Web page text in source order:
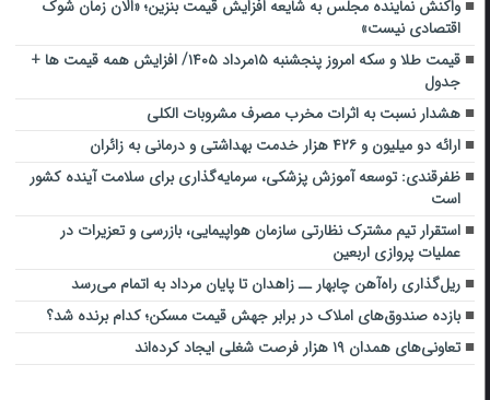
واکنش نماینده مجلس به شایعه افزایش قیمت بنزین؛ «الان زمان شوک
اقتصادی نیست»
قیمت طلا و سکه امروز پنجشنبه ۱۵مرداد ۱۴۰۵/ افزایش همه قیمت ها +
جدول
هشدار نسبت به اثرات مخرب مصرف مشروبات الکلی
ارائه دو میلیون و ۴۲۶ هزار خدمت بهداشتی و درمانی به زائران
ظفرقندی: توسعه آموزش پزشکی، سرمایه‌گذاری برای سلامت آینده کشور
است
استقرار تیم مشترک نظارتی سازمان هواپیمایی، بازرسی و تعزیرات در
عملیات پروازی اربعین
ریل‌گذاری راه‌آهن چابهار ــ زاهدان تا پایان مرداد به اتمام می‌رسد
بازده صندوق‌های املاک در برابر جهش قیمت مسکن؛ کدام برنده شد؟
تعاونی‌های همدان ۱۹ هزار فرصت شغلی ایجاد کرده‌اند